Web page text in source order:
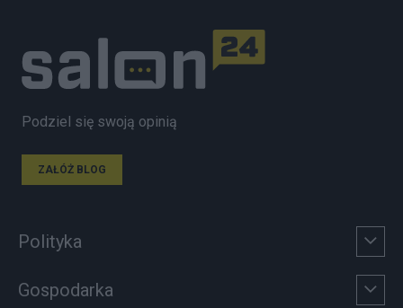
Podziel się swoją opinią
ZAŁÓŻ BLOG
Polityka
Gospodarka